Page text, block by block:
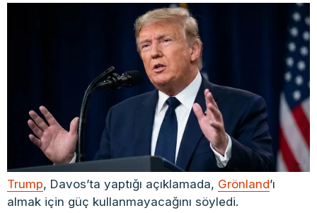
Trump, Davos’ta yaptığı açıklamada, Grönland’ı
almak için güç kullanmayacağını söyledi.